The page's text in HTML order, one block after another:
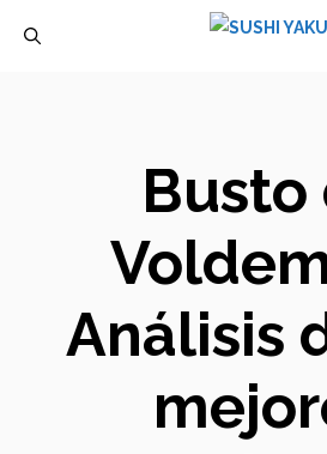
Busto
Análisis